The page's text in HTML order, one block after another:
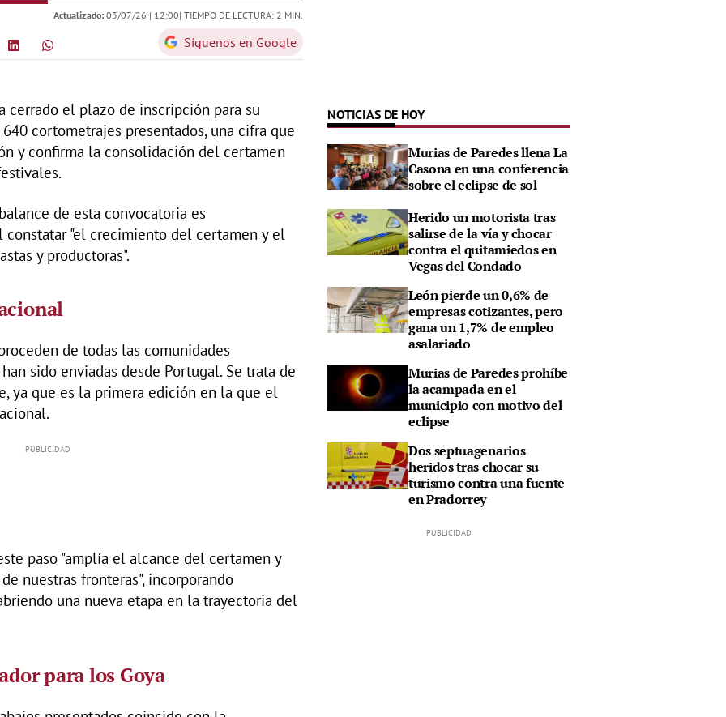
Actualizado: 03/07/26 | 12:00| TIEMPO DE LECTURA: 2 MIN.
Síguenos en Google
cerrado el plazo de inscripción para su
cortometrajes presentados, una cifra que
y confirma la consolidación del certamen
de esta convocatoria es
constatar "el crecimiento del certamen y el
y productoras".
de todas las comunidades
sido enviadas desde Portugal. Se trata de
ya que es la primera edición en la que el
paso "amplía el alcance del certamen y
nuestras fronteras", incorporando
una nueva etapa en la trayectoria del
para los Goya
NOTICIAS DE HOY
Murias de Paredes llena La
Casona en una conferencia
sobre el eclipse de sol
Herido un motorista tras
salirse de la vía y chocar
contra el quitamiedos en
Vegas del Condado
León pierde un 0,6% de
empresas cotizantes, pero
gana un 1,7% de empleo
asalariado
Murias de Paredes prohíbe
la acampada en el
municipio con motivo del
eclipse
Dos septuagenarios
heridos tras chocar su
turismo contra una fuente
en Pradorrey